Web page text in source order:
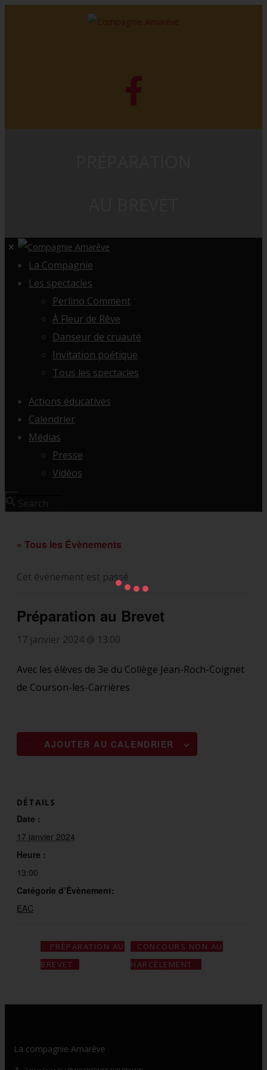
La Compagnie
Les spectacles
Perlino Comment
À Fleur de Rêve
Danseur de cruauté
Invitation poétique
Tous les spectacles
Actions éducatives
Calendrier
Médias
Presse
Vidéos
« Tous les Évènements
Cet évènement est passé
Préparation au Brevet
17 janvier 2024 @ 13:00
Avec les élèves de 3e du Collège Jean-Roch-Coignet
de Courson-les-Carrières
AJOUTER AU CALENDRIER
DÉTAILS
Date :
17 janvier 2024
Heure :
13:00
Catégorie d’Évènement:
EAC
PRÉPARATION AU
BREVET
CONCOURS NON AU
HARCÈLEMENT
La compagnie Amarêve